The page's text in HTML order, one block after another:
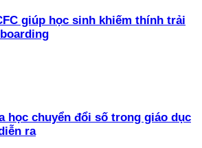
giúp học sinh khiếm thính trải
học chuyển đổi số trong giáo dục
ra